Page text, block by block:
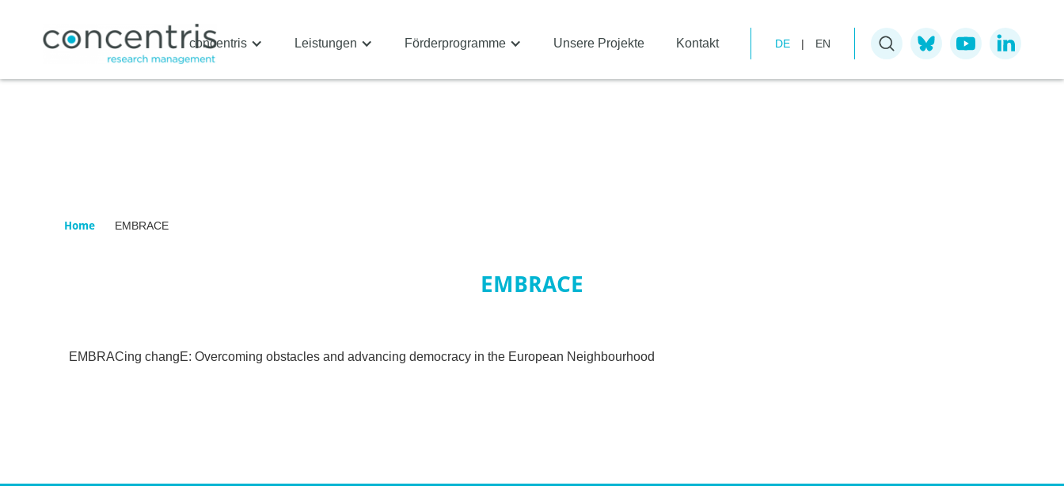
concentris Leistungen Förderprogramme Unsere Projekte Kontakt DE | EN
Home EMBRACE
EMBRACE
EMBRACing changE: Overcoming obstacles and advancing democracy in the European Neighbourhood